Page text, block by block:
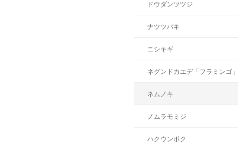
ドウダンツツジ
ナツツバキ
ニシキギ
ネグンドカエデ「フラミンゴ」
ネムノキ
ノムラモミジ
ハクウンボク